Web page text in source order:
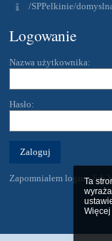
Ta
/SPPelkinie/
Logowanie
Nazwa użytkownika:
Hasło:
Zapomniałem loginu lub